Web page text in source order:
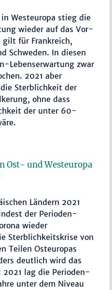
Westeuropa stieg die
wieder auf das Vor-
gilt für Frankreich,
Schweden. In diesen
Lebenserwartung zwar
2021 aber
Sterblichkeit der
ohne dass
der unter 60-
Ost- und Westeuropa
Ländern 2021
der Perioden-
wieder
Sterblichkeitskrise von
Teilen Osteuropas
deutlich wird das
2021 lag die Perioden-
unter dem Niveau